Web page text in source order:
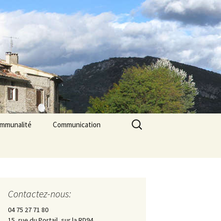
Communication
Les Pilles dans la presse
Rechercher :
Contactez-nous:
04 75 27 71 80